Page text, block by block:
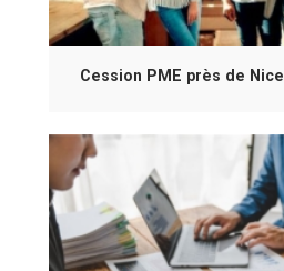
Cession PME près de Nice